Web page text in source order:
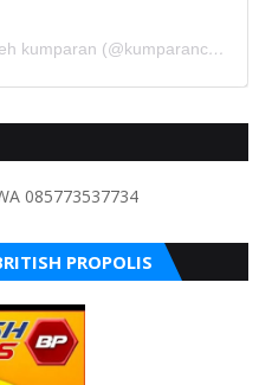
Sebuah kiriman dibagikan oleh kumparan (@kumparancom)
085773537734
PROPOLIS